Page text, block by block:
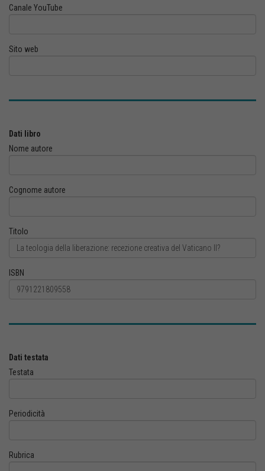
Canale YouTube
Sito web
Dati libro
Nome autore
Cognome autore
Titolo
ISBN
Dati testata
Testata
Periodicità
Rubrica